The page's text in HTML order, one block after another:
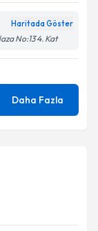
Haritada Göster
No:13 4. Kat
Daha Fazla